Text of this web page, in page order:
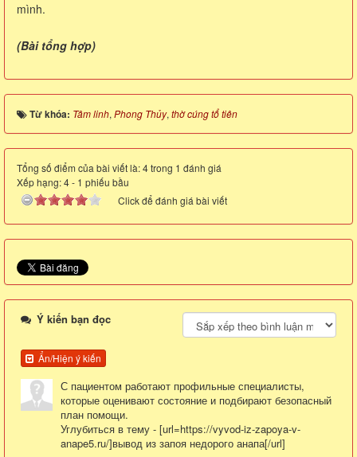
mình.
(Bài tổng hợp)
Từ khóa: Tâm linh, Phong Thủy, thờ cúng tổ tiên
Tổng số điểm của bài viết là: 4 trong 1 đánh giá
Xếp hạng:4- 1 phiếu bầu
Click để đánh giá bài viết
Ý kiến bạn đọc
Ẩn/Hiện ý kiến
С пациентом работают профильные специалисты,
которые оценивают состояние и подбирают безопасный
план помощи.
Углубиться в тему - [url=https://vyvod-iz-zapoya-v-
anape5.ru/]вывод из запоя недорого анапа[/url]